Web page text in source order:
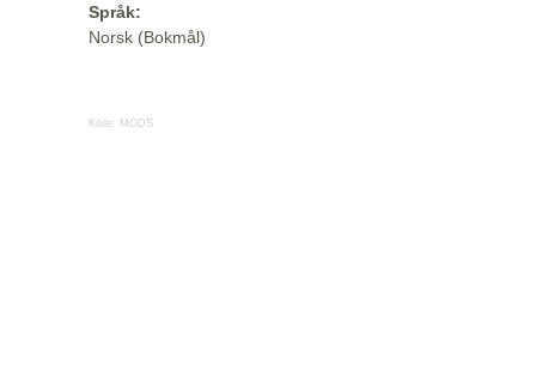
Språk:
Norsk (Bokmål)
Kilde: MODS